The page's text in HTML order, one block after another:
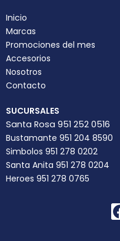
Inicio
Marcas
Promociones del mes
Accesorios
Nosotros
Contacto
SUCURSALES
Santa Rosa 951 252 0516
Bustamante 951 204 8590
Simbolos 951 278 0202
Santa Anita 951 278 0204
Heroes 951 278 0765